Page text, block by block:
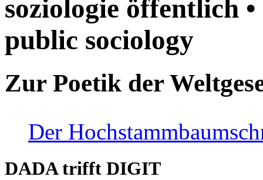
soziologie öffentlich
public sociology
Zur Poetik der
Der
DADA trifft DIGIT